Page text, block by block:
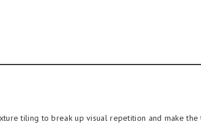
tiling to break up visual repetition and make